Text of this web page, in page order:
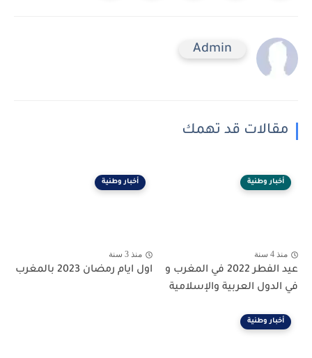
Admin
مقالات قد تهمك
أخبار وطنية
منذ 4 سنة
عيد الفطر 2022 في المغرب و
في الدول العربية والإسلامية
أخبار وطنية
منذ 3 سنة
اول ايام رمضان 2023 بالمغرب
أخبار وطنية